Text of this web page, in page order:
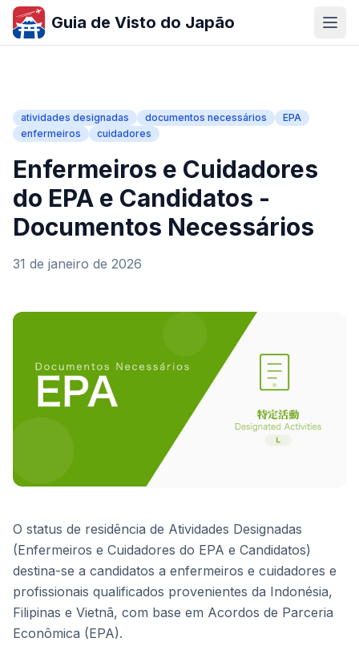
Guia de Visto do Japão
atividades designadas documentos necessários
EPA
enfermeiros
cuidadores
Enfermeiros e Cuidadores
do EPA e Candidatos -
Documentos Necessários
31 de janeiro de 2026
O status de residência de Atividades Designadas
(Enfermeiros e Cuidadores do EPA e Candidatos)
destina-se a candidatos a enfermeiros e cuidadores e
profissionais qualificados provenientes da Indonésia,
Filipinas e Vietnã, com base em Acordos de Parceria
Econômica (EPA).